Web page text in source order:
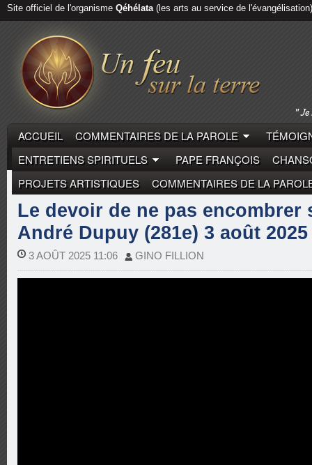
Site officiel de l'organisme Qéhélata(les arts au service de l'évangélisation)
ACCUEIL COMMENTAIRES DE LA PAROLE
ENTRETIENS SPIRITUELS
PAPE FRANÇOIS
PROJETS ARTISTIQUES
COMMENTAIRES DE LA
COMMENTAIRES DE LA PAROLE MGR ANDRÉ
Le devoir de ne pas encombrer
André Dupuy (281e) 3 août 2025
3 AOÛT 2025 11:06 GINO FILLION